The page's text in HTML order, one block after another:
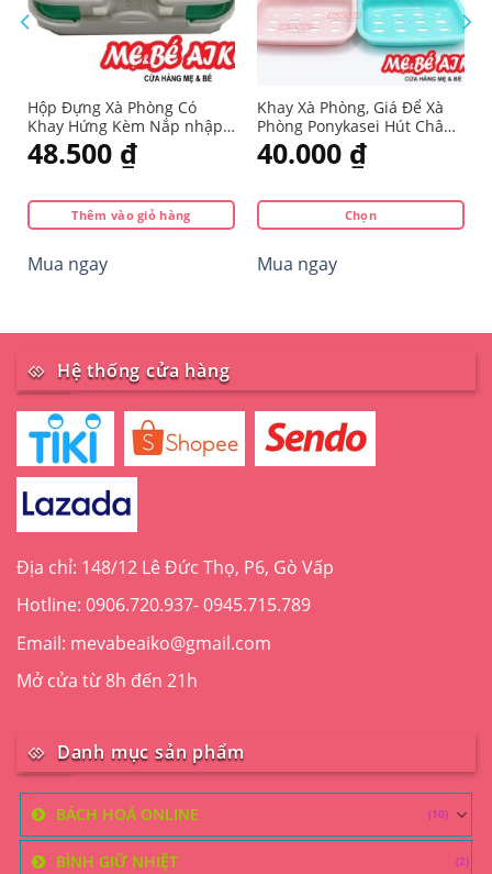
Hộp Đựng Xà Phòng Có
Khay Hứng Kèm Nắp nhập
từ Nhật
48.500 ₫
Thêm vào giỏ hàng
Mua ngay
Khay Xà Phòng, Giá Để Xà
Phòng Ponykasei Hút Chân
Không Hàng Nhật
40.000 ₫
Chọn
phẩm
nhiều
tùy
chọn
có
trên
sản
Mua ngay
Hệ thống cửa hàng
Địa chỉ: 148/12 Lê Đức Thọ, P6, Gò Vấp
Hotline: 0906.720.937- 0945.715.789
Email: mevabeaiko@gmail.com
Mở cửa từ 8h đến 21h
Danh mục sản phẩm
BÁCH HOÁ ONLINE (10)
BÌNH GIỮ NHIỆT (2)